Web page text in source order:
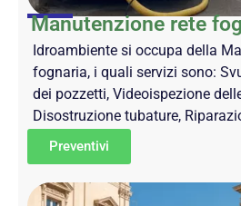
Manutenzione rete
Idroambiente si occupa della
fognaria, i quali servizi sono:
dei pozzetti, Videoispezione
Disostruzione tubature,
Preventivi